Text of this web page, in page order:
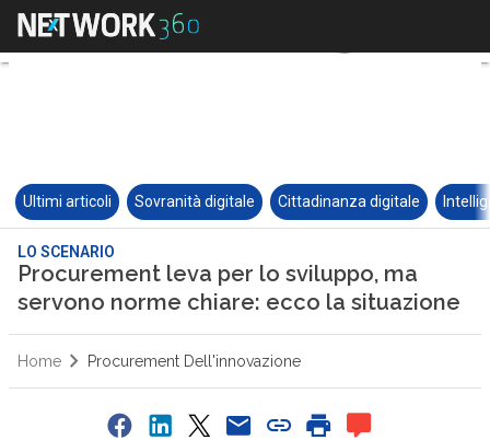
Ultimi articoli Sovranità digitale Cittadinanza digitale
LO SCENARIO
Procurement leva per lo sviluppo, ma
servono norme chiare: ecco la situazione
Home Procurement Dell'innovazione